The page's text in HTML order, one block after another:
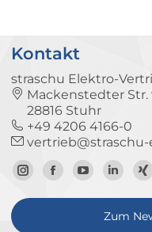
Kontakt
straschu Elektro-
Mackenstedter Str.
28816 Stuhr
+49 4206 4166-0
vertrieb@straschu-
Zum
Instagram-
Zur
Facebook-
Zum
YouTube-
Kanal
Zum
Profil
Zum